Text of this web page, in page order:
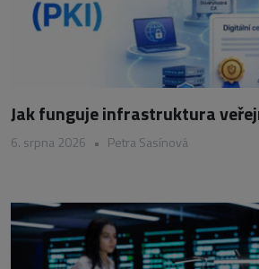
Jak funguje infrastruktura
6. srpna 2026 • Petra Sasínová